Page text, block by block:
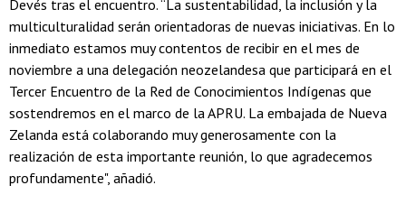
Devés tras el encuentro. “La sustentabilidad, la inclusión y la
multiculturalidad serán orientadoras de nuevas iniciativas. En lo
inmediato estamos muy contentos de recibir en el mes de
noviembre a una delegación neozelandesa que participará en el
Tercer Encuentro de la Red de Conocimientos Indígenas que
sostendremos en el marco de la APRU. La embajada de Nueva
Zelanda está colaborando muy generosamente con la
realización de esta importante reunión, lo que agradecemos
profundamente", añadió.